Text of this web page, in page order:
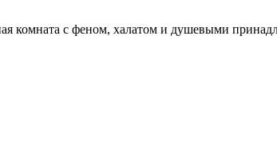
комната с феном, халатом и душевыми